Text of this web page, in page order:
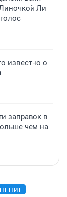
Ли
известно о
заправок в
чем на